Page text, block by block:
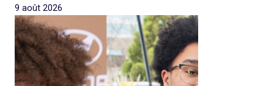
9 août 2026